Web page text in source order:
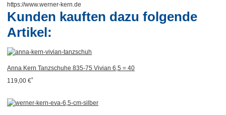
https://www.werner-kern.de
Kunden kauften dazu folgende
Artikel:
Anna Kern Tanzschuhe 835-75 Vivian 6,5 = 40
119,00 €*